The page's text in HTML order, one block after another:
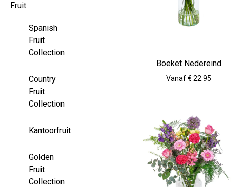
Fruit
Spanish
Fruit
Collection
Country
Fruit
Collection
Kantoorfruit
Golden
Fruit
Collection
Boeket Nedereind
Vanaf € 22.95